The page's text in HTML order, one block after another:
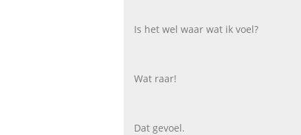
Is het wel waar wat ik voel?
Wat raar!
Dat gevoel.